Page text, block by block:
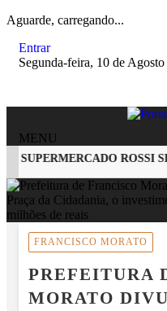
Aguarde, carregando...
Entrar
Segunda-feira, 10 de
MENU
SUPERMERCADO ROSSI
EM ALTA
FRANCISCO MORATO
PREFEITURA
MORATO